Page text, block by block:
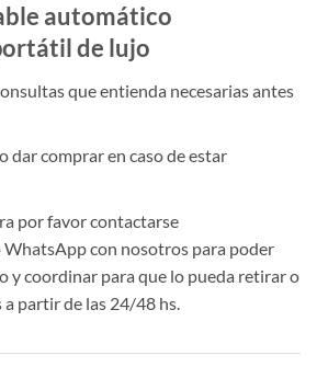
automático
de lujo
que entienda necesarias antes
dar comprar en caso de estar
por favor contactarse
con nosotros para poder
y coordinar para que lo pueda retirar o
partir de las 24/48 hs.